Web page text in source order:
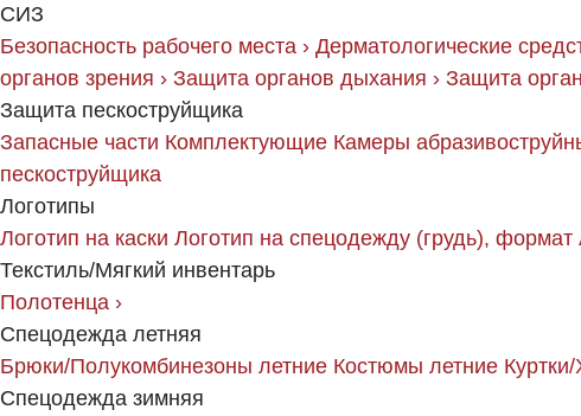
СИЗ
Безопасность рабочего места › Дерматологические
органов зрения › Защита органов дыхания › Защита
Защита пескоструйщика
Запасные части Комплектующие Камеры
пескоструйщика
Логотипы
Логотип на каски Логотип на спецодежду (грудь), формат
Текстиль/Мягкий инвентарь
Полотенца ›
Спецодежда летняя
Брюки/Полукомбинезоны летние Костюмы летние
Спецодежда зимняя